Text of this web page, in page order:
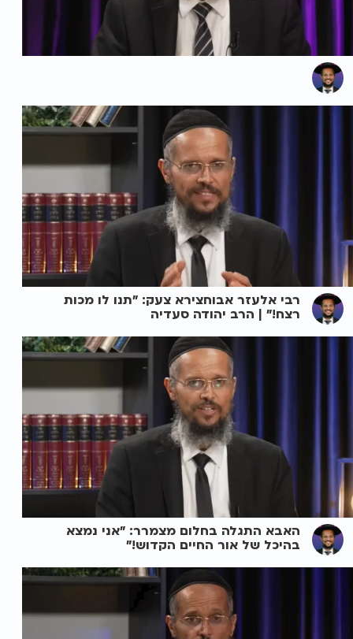
רבי אלעזר אבוחצירא צעק: "תנו לו מכות
רצח!" | הרב יהודה סעדיה
האבא התגלה בחלום מצמרר: "אני נמצא
בהיכל של אור החיים הקדוש!"